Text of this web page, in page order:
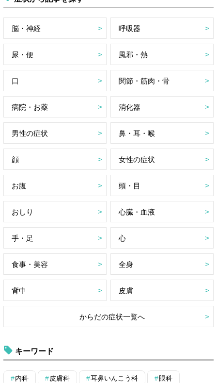
脳・神経 呼吸器
尿・便 風邪・熱
口 関節・筋肉・骨
病院・お薬 消化器
男性の症状 鼻・耳・喉
顔 女性の症状
お腹 頭・目
おしり 心臓・血液
手・足 心
食事・美容 全身
背中 皮膚
からだの症状一覧へ
キーワード
内科 皮膚科 耳鼻いんこう科 眼科